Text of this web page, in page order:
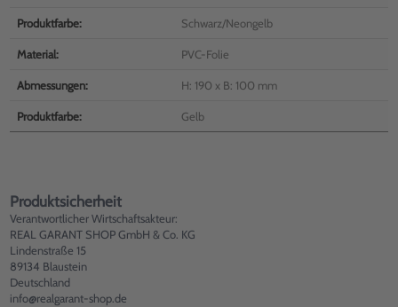
Produktfarbe: Schwarz/Neongelb
Material: PVC-Folie
Abmessungen: H: 190 x B: 100 mm
Produktfarbe: Gelb
Produktsicherheit
Verantwortlicher Wirtschaftsakteur:
REAL GARANT SHOP GmbH & Co. KG
Lindenstraße 15
89134 Blaustein
Deutschland
info@realgarant-shop.de